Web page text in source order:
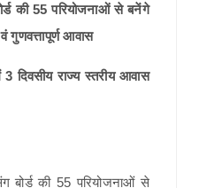
की 55 परियोजनाओं से बनेंगे
गुणवत्तापूर्ण आवास
दिवसीय राज्य स्तरीय आवास